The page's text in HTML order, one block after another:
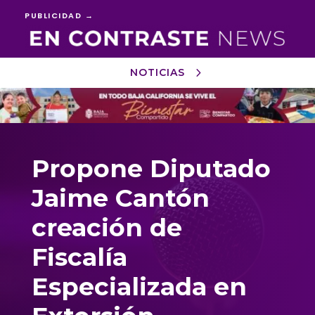
PUBLICIDAD →
NOTICIAS
Reproductor
de
vídeo
Propone Diputado
Jaime Cantón
creación de
Fiscalía
Especializada en